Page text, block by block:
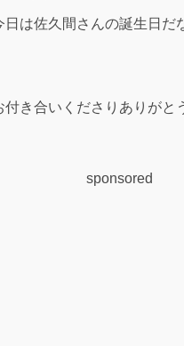
日は佐久間さんの誕生日だ
付き合いくださりありがと
sponsored